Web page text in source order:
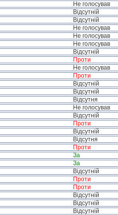
Не голосував
Відсутній
Відсутній
Не голосував
Не голосував
Не голосував
Відсутній
Проти
Не голосував
Проти
Відсутній
Відсутній
Відсутня
Не голосував
Відсутній
Проти
Відсутній
Відсутня
Проти
За
За
Відсутній
Проти
Проти
Відсутній
Відсутній
Відсутній